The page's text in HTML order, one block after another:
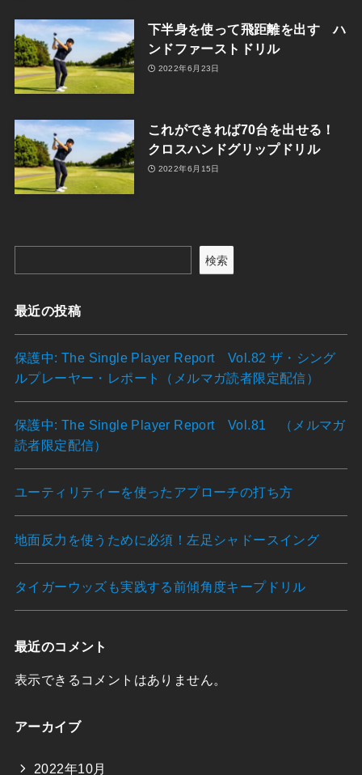
下半身を使って飛距離を出す ハ
ンドファーストドリル
2022年6月23日
これができれば70台を出せる！
クロスハンドグリップドリル
2022年6月15日
検索
最近の投稿
保護中: The Single Player Report Vol.82 ザ・シング
ルプレーヤー・レポート（メルマガ読者限定配信）
保護中: The Single Player Report Vol.81 （メルマガ
読者限定配信）
ユーティリティーを使ったアプローチの打ち方
地面反力を使うために必須！左足シャドースイング
タイガーウッズも実践する前傾角度キープドリル
最近のコメント
表示できるコメントはありません。
アーカイブ
2022年10月